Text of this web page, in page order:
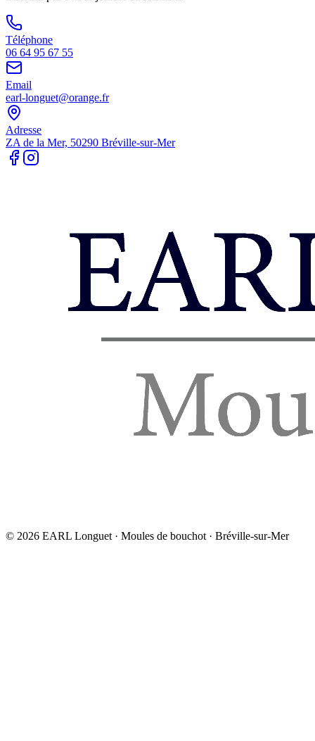
Téléphone
06 64 95 67 55
Email
earl-longuet@orange.fr
Adresse
ZA de la Mer, 50290 Bréville-sur-Mer
© 2026 EARL Longuet · Moules de bouchot · Bréville-sur-Mer